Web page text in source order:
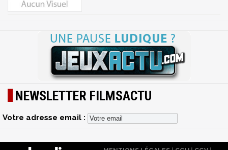
NEWSLETTER FILMSACTU
Votre adresse email :